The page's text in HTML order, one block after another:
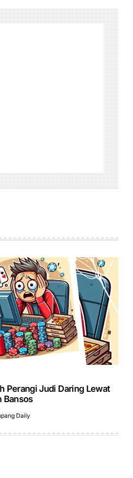
Perangi Judi Daring Lewat
Bansos
Daily